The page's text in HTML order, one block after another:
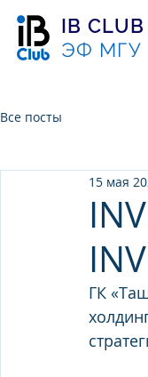
IB CLUB
ЭФ МГУ
Все посты
15 мая
ГК